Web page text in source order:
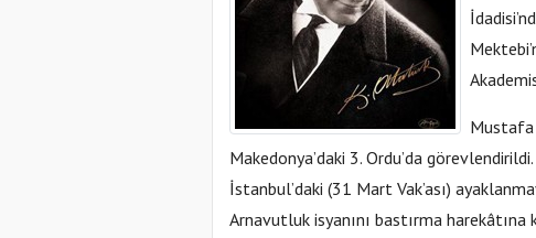
Mustafa
Makedonya’daki 3. Ordu’da
İstanbul’daki (31 Mart Vak’ası)
Arnavutluk isyanını bastırma harekâtına